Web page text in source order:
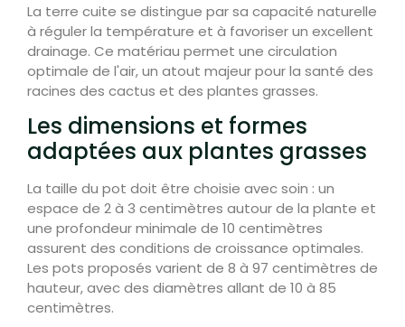
La terre cuite se distingue par sa capacité naturelle
à réguler la température et à favoriser un excellent
drainage. Ce matériau permet une circulation
optimale de l'air, un atout majeur pour la santé des
racines des cactus et des plantes grasses.
Les dimensions et formes
adaptées aux plantes grasses
La taille du pot doit être choisie avec soin : un
espace de 2 à 3 centimètres autour de la plante et
une profondeur minimale de 10 centimètres
assurent des conditions de croissance optimales.
Les pots proposés varient de 8 à 97 centimètres de
hauteur, avec des diamètres allant de 10 à 85
centimètres.